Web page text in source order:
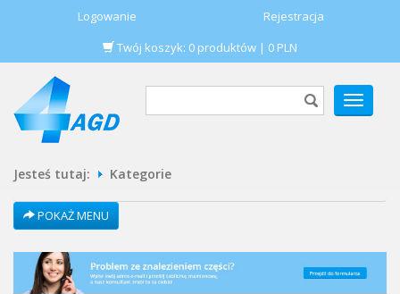
Logowanie
Rejestracja
Twój koszyk: 0 produktów | 0 PLN
POKAŻ
MENU
Jesteś tutaj: Kategorie
POKAŻ MENU